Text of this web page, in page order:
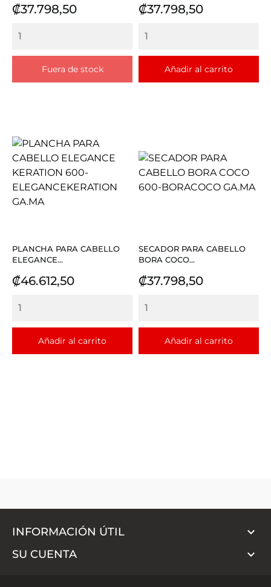
Precio
₡37.798,50
Fuera de stock
Precio
₡37.798,50
Añadir al carrito
PLANCHA PARA CABELLO
ELEGANCE...
Precio
₡46.612,50
Añadir al carrito
SECADOR PARA CABELLO
BORA COCO...
Precio
₡37.798,50
Añadir al carrito
INFORMACIÓN ÚTIL 
SU CUENTA 